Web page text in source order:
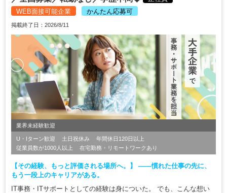
WEB面接可能企業
かんたん応募可
掲載終了日：2026/8/11
業界未経験歓迎
U・Iターン歓迎 土日祝休み
年間休日120日以上
従業員数が1000人以上
在宅勤務・リモートワークあり
【その経験、もっと評価される場所へ。】 ――慣れた仕事の先に、
もう一段上のキャリアがある。
IT事務・ITサポートとしての経験は身についた。 でも、こんな想い